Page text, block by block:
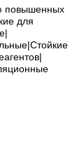
повышенных
для